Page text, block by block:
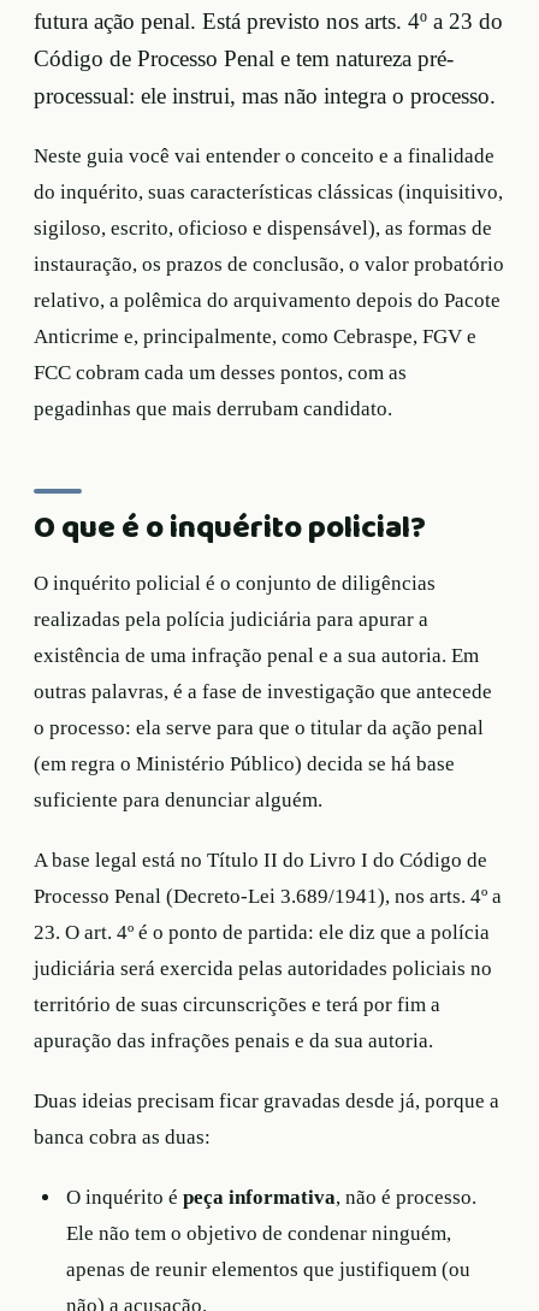
futura ação penal. Está previsto nos arts. 4º a 23 do
Código de Processo Penal e tem natureza pré-
processual: ele instrui, mas não integra o processo.
Neste guia você vai entender o conceito e a finalidade
do inquérito, suas características clássicas (inquisitivo,
sigiloso, escrito, oficioso e dispensável), as formas de
instauração, os prazos de conclusão, o valor probatório
relativo, a polêmica do arquivamento depois do Pacote
Anticrime e, principalmente, como Cebraspe, FGV e
FCC cobram cada um desses pontos, com as
pegadinhas que mais derrubam candidato.
O que é o inquérito policial?
O inquérito policial é o conjunto de diligências
realizadas pela polícia judiciária para apurar a
existência de uma infração penal e a sua autoria. Em
outras palavras, é a fase de investigação que antecede
o processo: ela serve para que o titular da ação penal
(em regra o Ministério Público) decida se há base
suficiente para denunciar alguém.
A base legal está no Título II do Livro I do Código de
Processo Penal (Decreto-Lei 3.689/1941), nos arts. 4º a
23. O art. 4º é o ponto de partida: ele diz que a polícia
judiciária será exercida pelas autoridades policiais no
território de suas circunscrições e terá por fim a
apuração das infrações penais e da sua autoria.
Duas ideias precisam ficar gravadas desde já, porque a
banca cobra as duas:
O inquérito épeça informativa, não é processo.
Ele não tem o objetivo de condenar ninguém,
apenas de reunir elementos que justifiquem (ou
não) a acusação.